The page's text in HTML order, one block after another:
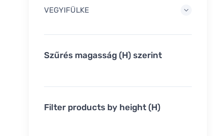
VEGYIFÜLKE
Szűrés magasság (H) szerint
Filter products by height (H)